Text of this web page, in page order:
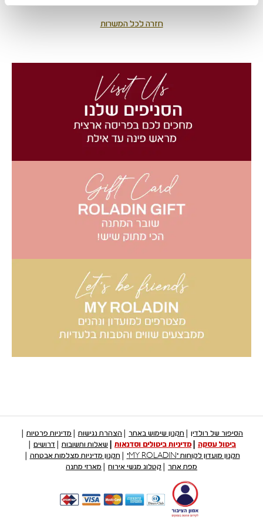
חזרה לכל המשרות
הסיפור של רולדין תקנון שימוש באתר הצהרת נגישות
מדיניות פרטיות
ביטול עסקה
מדיניות ביטולים וסדנאות שאלות ותשובות
דרושים
תקנון מועדון לקוחות "MY ROLADIN"
תקנון מדיניות מצלמות אבטחה
מפת אתר
קטלוג מגשי אירוח מארזי מתנה